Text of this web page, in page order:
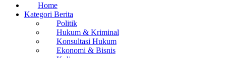
Home
Kategori Berita
Politik
Hukum & Kriminal
Konsultasi Hukum
Ekonomi & Bisnis